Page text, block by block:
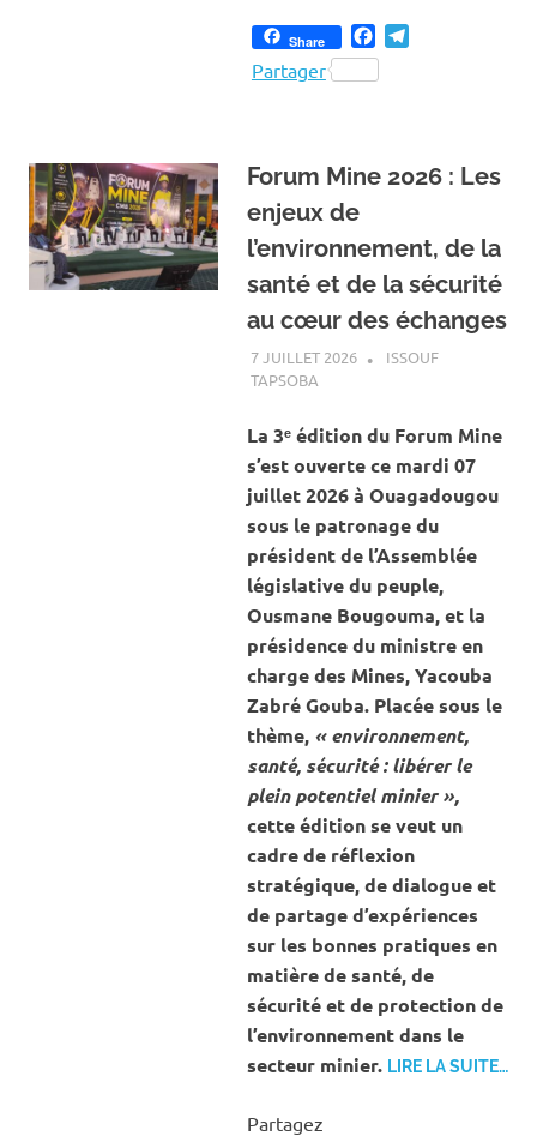
Share Facebook
Partager
Forum Mine 2026 : Les
enjeux de
l’environnement, de la
santé et de la sécurité
au cœur des échanges
7 JUILLET 2026
ISSOUF
TAPSOBA
La 3ᵉ édition du Forum Mine
s’est ouverte ce mardi 07
juillet 2026 à Ouagadougou
sous le patronage du
président de l’Assemblée
législative du peuple,
Ousmane Bougouma, et la
présidence du ministre en
charge des Mines, Yacouba
Zabré Gouba. Placée sous le
thème, « environnement,
santé, sécurité : libérer le
plein potentiel minier »,
cette édition se veut un
cadre de réflexion
stratégique, de dialogue et
de partage d’expériences
sur les bonnes pratiques en
matière de santé, de
sécurité et de protection de
l’environnement dans le
secteur minier. LIRE LA SUITE…
Partagez